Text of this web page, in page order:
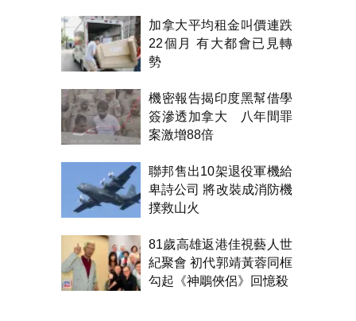
加拿大平均租金叫價連跌
22個月 有大都會已見轉
勢
機密報告揭印度黑幫借學
簽滲透加拿大 八年間罪
案激增88倍
聯邦售出10架退役軍機給
卑詩公司 將改裝成消防機
撲救山火
81歲高雄返港佳視藝人世
紀聚會 初代郭靖黃蓉同框
勾起《神鵰俠侶》回憶殺